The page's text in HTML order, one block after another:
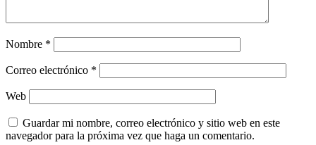
Nombre *
Correo electrónico *
Web
Guardar mi nombre, correo electrónico y sitio web en este
navegador para la próxima vez que haga un comentario.